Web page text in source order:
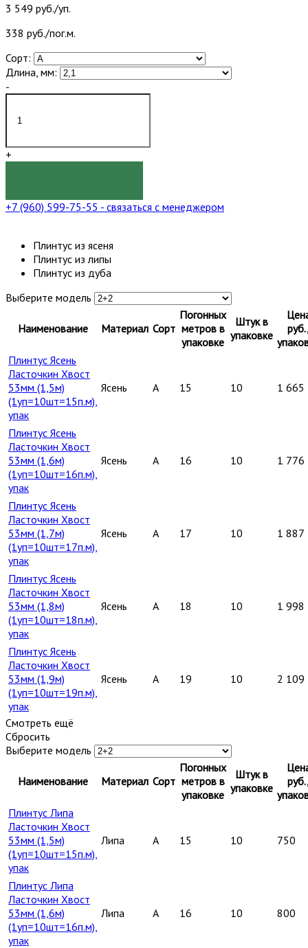
3 549 руб./уп.
338 руб./пог.м.
Сорт:
Длина, мм:
-
+
+7 (960) 599-75-55 - связаться с менеджером
Плинтус из ясеня
Плинтус из липы
Плинтус из дуба
Выберите модель
Наименование Материал Сорт
Погонных
метров в
упаковке
Штук в
упаковке
Плинтус Ясень
Ласточкин Хвост
53мм (1,5м)
(1уп=10шт=15п.м),
упак
Ясень A 15 10 1 665
Плинтус Ясень
Ласточкин Хвост
53мм (1,6м)
(1уп=10шт=16п.м),
упак
Ясень A 16 10 1 776
Плинтус Ясень
Ласточкин Хвост
53мм (1,7м)
(1уп=10шт=17п.м),
упак
Ясень A 17 10 1 887
Плинтус Ясень
Ласточкин Хвост
53мм (1,8м)
(1уп=10шт=18п.м),
упак
Ясень A 18 10 1 998
Плинтус Ясень
Ласточкин Хвост
53мм (1,9м)
(1уп=10шт=19п.м),
упак
Ясень A 19 10 2 109
Смотреть ещё
Сбросить
Выберите модель
Наименование Материал Сорт
Погонных
метров в
упаковке
Штук в
упаковке
Плинтус Липа
Ласточкин Хвост
53мм (1,5м)
(1уп=10шт=15п.м),
упак
Липа A 15 10 750
Плинтус Липа
Ласточкин Хвост
53мм (1,6м)
(1уп=10шт=16п.м),
упак
Липа A 16 10 800